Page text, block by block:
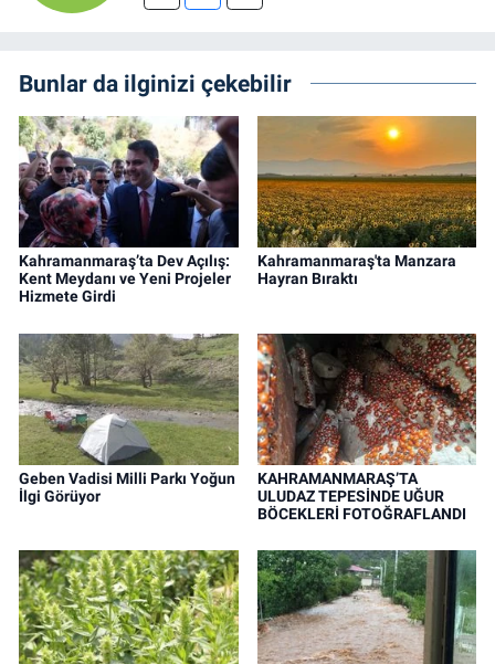
Bunlar da ilginizi çekebilir
Kahramanmaraş’ta Dev Açılış:
Kent Meydanı ve Yeni Projeler
Hizmete Girdi
Kahramanmaraş'ta Manzara
Hayran Bıraktı
Geben Vadisi Milli Parkı Yoğun
İlgi Görüyor
KAHRAMANMARAŞ’TA
ULUDAZ TEPESİNDE UĞUR
BÖCEKLERİ FOTOĞRAFLANDI